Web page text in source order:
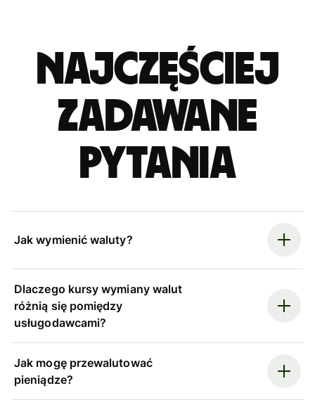
Najczęściej
zadawane
pytania
Jak wymienić waluty?
Dlaczego kursy wymiany walut
różnią się pomiędzy
usługodawcami?
Jak mogę przewalutować
pieniądze?